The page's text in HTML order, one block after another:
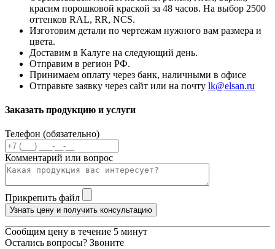
красим порошковой краской за 48 часов. На выбор 2500
оттенков RAL, RR, NCS.
Изготовим детали по чертежам нужного вам размера и
цвета.
Доставим в Калуге на следующий день.
Отправим в регион РФ.
Принимаем оплату через банк, наличными в офисе
Отправьте заявку через сайт или на почту lk@elsan.ru
Заказать продукцию и услуги
Телефон (обязательно)
Комментарий или вопрос
Прикрепить файл
Узнать цену и получить консультацию
Сообщим цену в течение 5 минут
Остались вопросы? Звоните